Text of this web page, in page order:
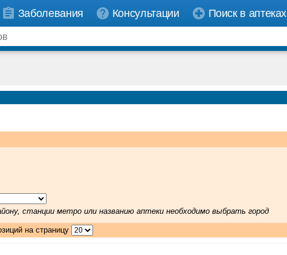
Заболевания Консультации Поиск в аптеках
станции метро или названию аптеки необходимо выбрать город
на страницу